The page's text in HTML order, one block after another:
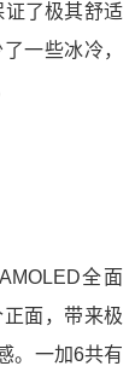
了极其舒适
一些冰冷，
全面
面，带来极
。一加6共有